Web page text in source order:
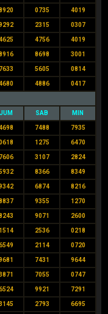
0735 4019
2315 0307
4756 4019
8698 3001
7633 5605 0814
4886 0417
JUM SAB MIN
7488 7935
1275 6470
7606 3107 2824
8366 8349
6874 8216
9355 1270
9071 2600
1514 2536 0218
2114 0720
7431 9644
7055 0747
9921 7291
2793 6695